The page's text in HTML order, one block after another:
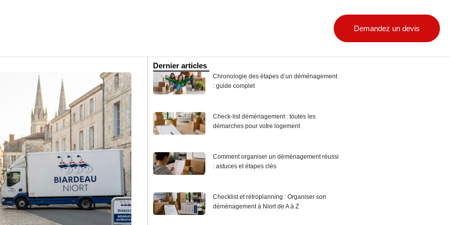
Demandez un devis
Dernier articles
Chronologie des étapes d’un déménagement
: guide complet
Check-list déménagement : toutes les
démarches pour votre logement
Comment organiser un déménagement réussi
: astuces et étapes clés
Checklist et rétroplanning : Organiser son
déménagement à Niort de A à Z